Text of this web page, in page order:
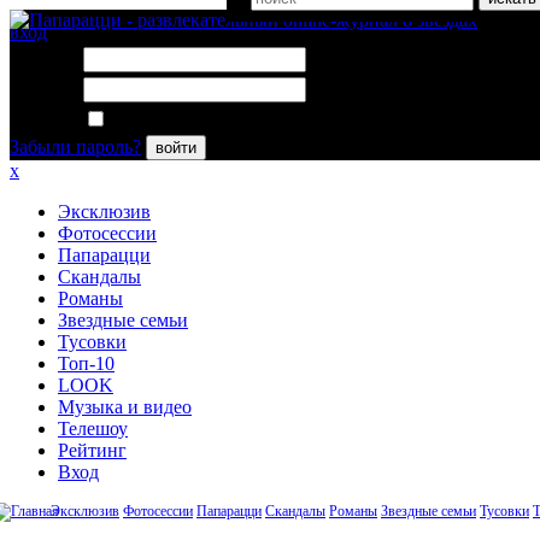
вход
Забыли пароль?
войти
x
Эксклюзив
Фотосессии
Папарацци
Скандалы
Романы
Звездные семьи
Тусовки
Топ-10
LOOK
Музыка и видео
Телешоу
Рейтинг
Вход
Эксклюзив Фотосессии Папарацци Скандалы Романы Звездные семьи Тусовки